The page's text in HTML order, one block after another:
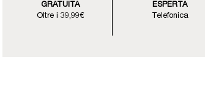
GRATUITA
Oltre i 39,99€
ESPERTA
Telefonica